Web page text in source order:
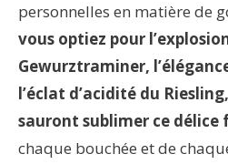
personnelles en matière de
vous optiez pour
Gewurztraminer,
l’éclat d’acidité du
sauront sublimer ce délice
chaque bouchée et de